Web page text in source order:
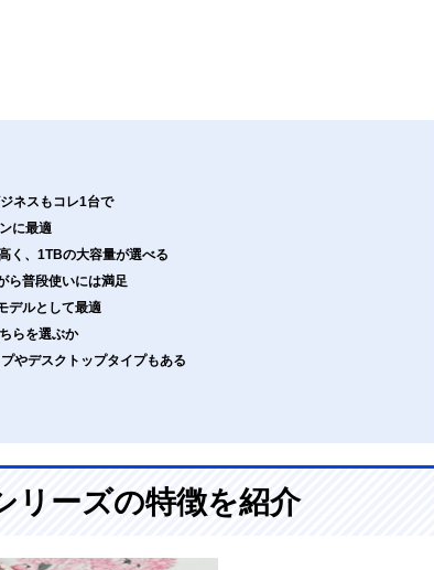
ネスもコレ1台で
に最適
く、1TBの大容量が選べる
ら普段使いには満足
デルとして最適
らを選ぶか
やデスクトップタイプもある
リーズの特徴を紹介